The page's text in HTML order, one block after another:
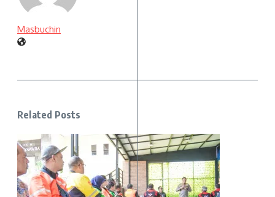
Masbuchin
Related Posts